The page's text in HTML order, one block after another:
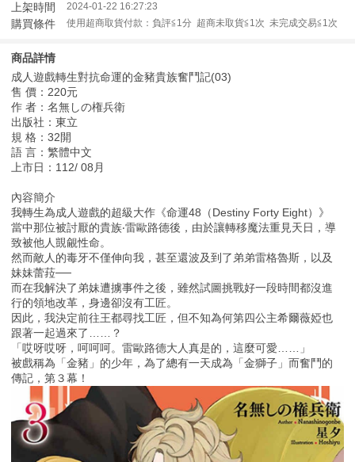
上架時間 2024-01-22 16:27:23
購買條件 使用超商取貨付款：負評≦1分 超商未取貨≦1次 未完成交易≦1次
商品詳情
成人遊戲轉生對抗命運的金豬貴族奮鬥記(03)
售 價：220元
作 者：名無しの権兵衛
出版社：東立
規 格：32開
語 言：繁體中文
上市日：112/ 08月
內容簡介
我轉生為成人遊戲的超級大作《命運48（Destiny Forty Eight）》
當中那位被討厭的貴族‧雷歐路德後，由於讓轉移魔法重見天日，導
致被他人覬覦性命。
然而敵人的毒牙不僅伸向我，甚至還波及到了弟弟雷格魯斯，以及
妹妹蕾菈──
而在我解決了弟妹遭擄事件之後，雖然試圖挑戰好一段時間都沒進
行的領地改革，身邊卻沒有工匠。
因此，我決定前往王都尋找工匠，但不知為何第四公主希爾薇婭也
跟著一起過來了……？
「哎呀哎呀，呵呵呵。雷歐路德大人真是的，這麼可愛……」
被戲稱為「金豬」的少年，為了總有一天成為「金獅子」而奮鬥的
傳記，第３幕！